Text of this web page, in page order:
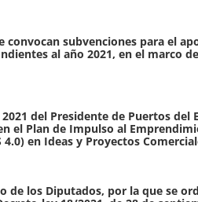
subvenciones para el
al año 2021, en el marco
del Presidente de Puertos del
el Plan de Impulso al
en Ideas y Proyectos
de los Diputados, por la que se